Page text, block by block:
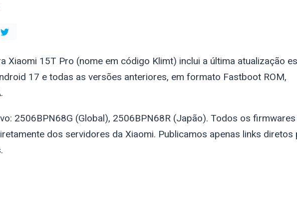
Xiaomi 15T Pro (nome em código Klimt) inclui a última atualização
17 e todas as versões anteriores, em formato Fastboot ROM,
2506BPN68G (Global), 2506BPN68R (Japão). Todos os firmwares
dos servidores da Xiaomi. Publicamos apenas links diretos